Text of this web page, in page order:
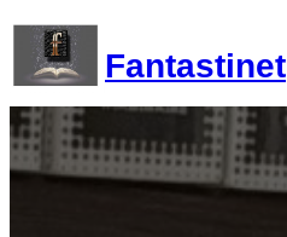
contenu
Fantastinet